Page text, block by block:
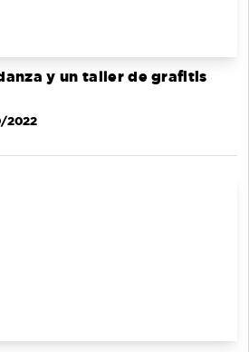
y un taller de grafitis
2022